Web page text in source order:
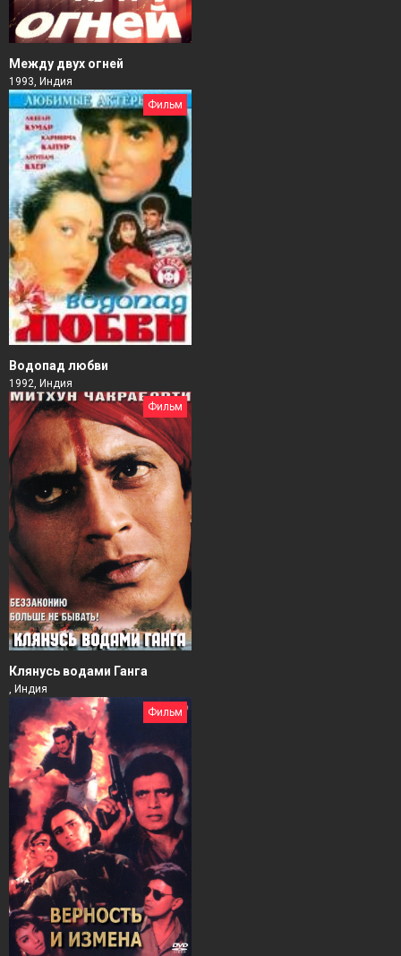
Между двух огней
1993, Индия
Фильм
Водопад любви
1992, Индия
Фильм
Клянусь водами Ганга
, Индия
Фильм